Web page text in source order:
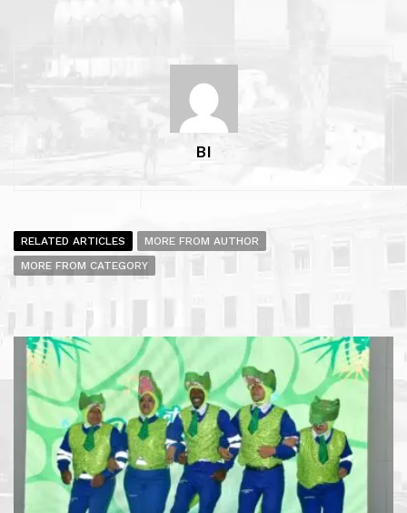
BI
RELATED ARTICLES
MORE FROM AUTHOR
MORE FROM CATEGORY